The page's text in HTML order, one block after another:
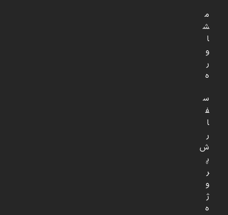
م
ش
ا
و
ر
ه
س
ف
ا
ر
ش
پ
ر
و
ژ
ه